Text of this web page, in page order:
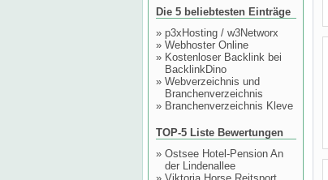
Die 5 beliebtesten Einträge
» p3xHosting / w3Networx
» Webhoster Online
» Kostenloser Backlink bei
BacklinkDino
» Webverzeichnis und
Branchenverzeichnis
» Branchenverzeichnis Kleve
TOP-5 Liste Bewertungen
» Ostsee Hotel-Pension An
der Lindenallee